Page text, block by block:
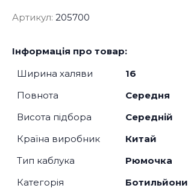
Артикул: 205700
Інформація про товар:
Ширина халяви
16
Повнота
Середня
Висота підбора
Середній
Країна виробник
Китай
Тип каблука
Рюмочка
Категорія
Ботильйони